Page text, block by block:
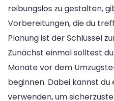
reibungslos zu gestalten,
Vorbereitungen, die du
Planung ist der Schlüssel
Zunächst einmal solltest
Monate vor dem
beginnen. Dabei kannst
verwenden, um